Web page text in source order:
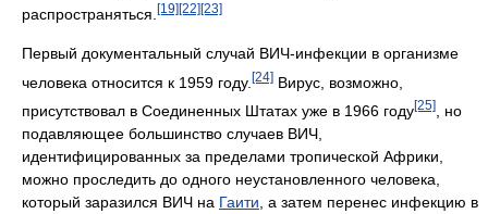
распространяться. [19] [22] [23]
Первый документальный случай ВИЧ-инфекции в организме
человека относится к 1959 году. [24] Вирус, возможно,
присутствовал в Соединенных Штатах уже в 1966 году[25]
, но
подавляющее большинство случаев ВИЧ,
идентифицированных за пределами тропической Африки,
можно проследить до одного неустановленного человека,
который заразился ВИЧ на Гаити , а затем перенес инфекцию в